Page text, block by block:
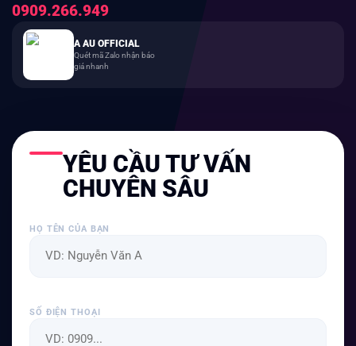
0909.266.949
A AU OFFICIAL
Quét mã Zalo nhận báo
giá nhanh
YÊU CẦU TƯ VẤN
CHUYÊN SÂU
HỌ TÊN CỦA BẠN
SỐ ĐIỆN THOẠI